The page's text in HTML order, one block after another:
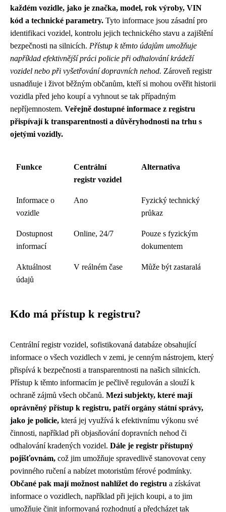
každém vozidle, jako je značka, model, rok výroby, VIN
kód a technické parametry. Tyto informace jsou zásadní pro
identifikaci vozidel, kontrolu jejich technického stavu a zajištění
bezpečnosti na silnicích. Přístup k těmto údajům umožňuje
například efektivnější práci policie při odhalování krádeží
vozidel nebo při vyšetřování dopravních nehod. Zároveň registr
usnadňuje i život běžným občanům, kteří si mohou ověřit historii
vozidla před jeho koupí a vyhnout se tak případným
nepříjemnostem. Veřejně dostupné informace z registru
přispívají k transparentnosti a důvěryhodnosti na trhu s
ojetými vozidly.
Funkce
Centrální
registr vozidel
Alternativa
Informace o
vozidle
Ano
Fyzický technický
průkaz
Dostupnost
informací
Online, 24/7
Pouze s fyzickým
dokumentem
Aktuálnost
údajů
V reálném čase Může být zastaralá
Kdo má přístup k registru?
Centrální registr vozidel, sofistikovaná databáze obsahující
informace o všech vozidlech v zemi, je cenným nástrojem, který
přispívá k bezpečnosti a transparentnosti na našich silnicích.
Přístup k těmto informacím je pečlivě regulován a slouží k
ochraně zájmů všech občanů. Mezi subjekty, které mají
oprávněný přístup k registru, patří orgány státní správy,
jako je policie, která jej využívá k efektivnímu výkonu své
činnosti, například při objasňování dopravních nehod či
odhalování kradených vozidel. Dále je registr přístupný
pojišťovnám, což jim umožňuje spravedlivě stanovovat ceny
povinného ručení a nabízet motoristům férové podmínky.
Občané pak mají možnost nahlížet do registru a získávat
informace o vozidlech, například při jejich koupi, a to jim
umožňuje činit informovaná rozhodnutí a předcházet tak